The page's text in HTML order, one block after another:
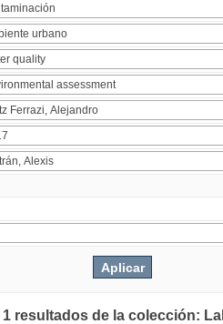
resultados de la colección: